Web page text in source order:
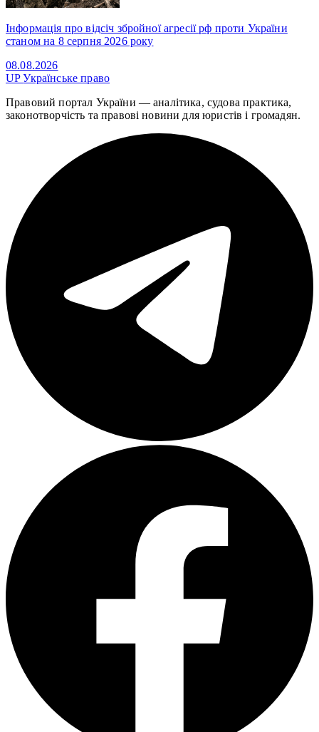
Інформація про відсіч збройної агресії рф проти України
станом на 8 серпня 2026 року
08.08.2026
UPУкраїнське право
Правовий портал України — аналітика, судова практика,
законотворчість та правові новини для юристів і громадян.